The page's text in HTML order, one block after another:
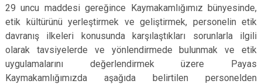
29 uncu maddesi gereğince Kaymakamlığımız bünyesinde,
etik kültürünü yerleştirmek ve geliştirmek, personelin etik
davranış ilkeleri konusunda karşılaştıkları sorunlarla ilgili
olarak tavsiyelerde ve yönlendirmede bulunmak ve etik
uygulamalarını değerlendirmek üzere Payas
Kaymakamlığımızda aşağıda belirtilen personelden